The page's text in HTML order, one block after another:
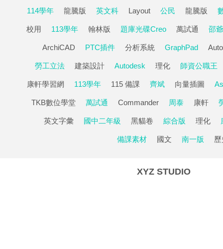
114學年 龍騰版 英文科 Layout 公民 龍騰版
校用 113學年 翰林版 題庫光碟Creo 萬試通 邵爺
ArchiCAD PTC插件 分析系統 GraphPad
勞工立法 建築設計 Autodesk 理化 師資公職王
康軒學習網 113學年 115 備課 齊斌 向量插圖
TKB數位學堂 萬試通 Commander 周泰 康軒
英文字彙 國中二年級 黑貓卷 綜合版 理化
備課素材 國文 南一版
XYZ STUDIO